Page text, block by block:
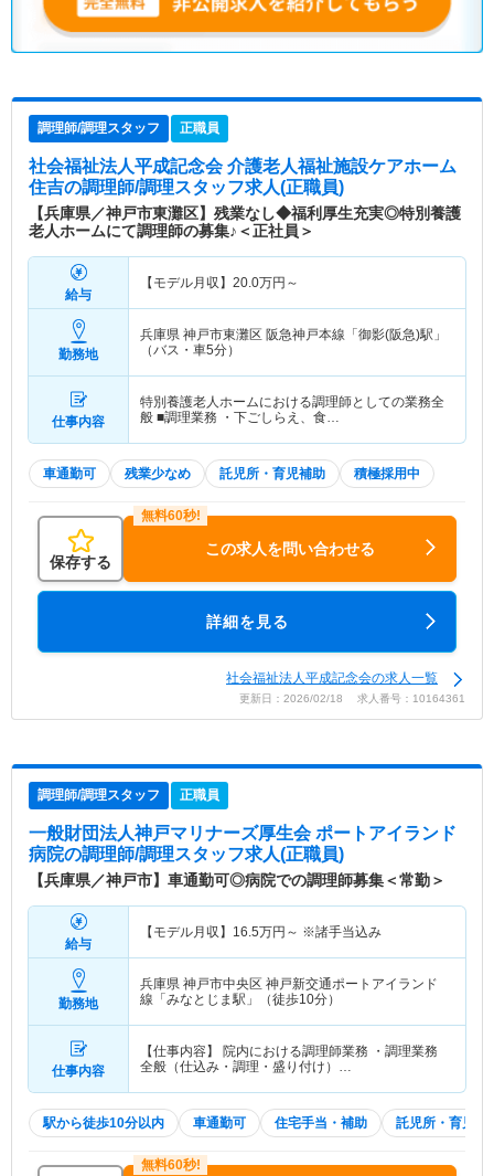
調理師/調理スタッフ 正職員
社会福祉法人平成記念会 介護老人福祉施設ケアホーム
住吉の調理師/調理スタッフ求人(正職員)
【兵庫県／神戸市東灘区】残業なし◆福利厚生充実◎特別養護
老人ホームにて調理師の募集♪＜正社員＞
給与
【モデル月収】 20.0万円～
勤務地
兵庫県 神戸市東灘区 阪急神戸本線「御影(阪急)駅」
（バス・車5分）
仕事内容
特別養護老人ホームにおける調理師としての業務全
般 ■調理業務 ・下ごしらえ、食…
車通勤可 残業少なめ 託児所・育児補助 積極採用中
保存する
この求人を問い合わせる
詳細を見る
社会福祉法人平成記念会の求人一覧
更新日：2026/02/18 求人番号：10164361
調理師/調理スタッフ 正職員
一般財団法人神戸マリナーズ厚生会 ポートアイランド
病院の調理師/調理スタッフ求人(正職員)
【兵庫県／神戸市】車通勤可◎病院での調理師募集＜常勤＞
給与
【モデル月収】 16.5万円～ ※諸手当込み
勤務地
兵庫県 神戸市中央区 神戸新交通ポートアイランド
線「みなとじま駅」（徒歩10分）
仕事内容
【仕事内容】 院内における調理師業務 ・調理業務
全般（仕込み・調理・盛り付け）…
駅から徒歩10分以内 車通勤可 住宅手当・補助 託児所・育児補